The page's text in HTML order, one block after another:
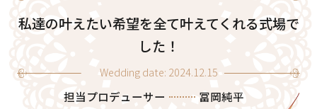
私達の叶えたい希望を全て叶えてくれる式場で
した！
Wedding date: 2024.12.15
担当プロデューサー 冨岡純平